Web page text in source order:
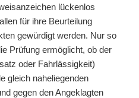
lückenlos
für ihre Beurteilung
gewürdigt werden. Nur so
Prüfung ermöglicht, ob der
oder Fahrlässigkeit)
gleich naheliegenden
gegen den Angeklagten